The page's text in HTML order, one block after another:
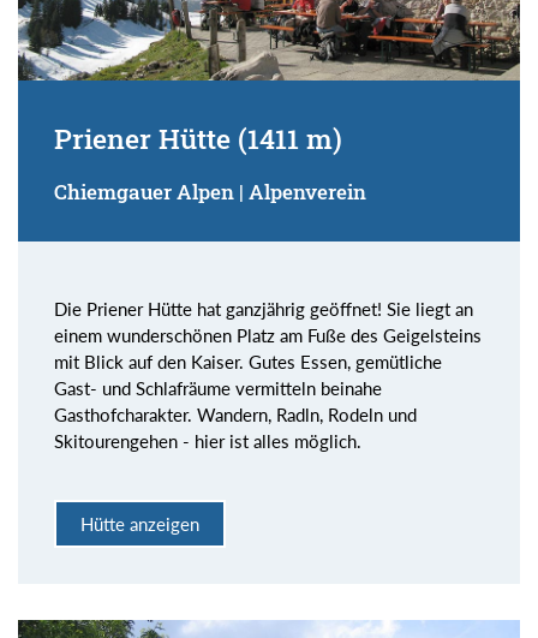
Priener Hütte (1411 m)
Chiemgauer Alpen | Alpenverein
Die Priener Hütte hat ganzjährig geöffnet! Sie liegt an
einem wunderschönen Platz am Fuße des Geigelsteins
mit Blick auf den Kaiser. Gutes Essen, gemütliche
Gast- und Schlafräume vermitteln beinahe
Gasthofcharakter. Wandern, Radln, Rodeln und
Skitourengehen - hier ist alles möglich.
Hütte anzeigen